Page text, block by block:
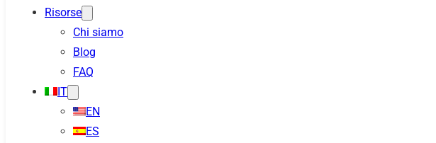
Risorse
Chi siamo
Blog
FAQ
IT
EN
ES